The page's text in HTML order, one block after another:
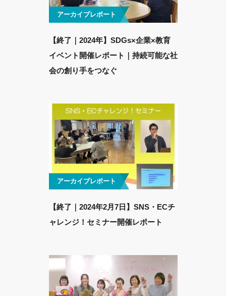
アーカイブレポート
【終了｜2024年】SDGs×企業×教育
イベント開催レポート｜持続可能な社
会の創り手をつなぐ
アーカイブレポート
【終了｜2024年2月7日】SNS・ECチ
ャレンジ！セミナー開催レポート